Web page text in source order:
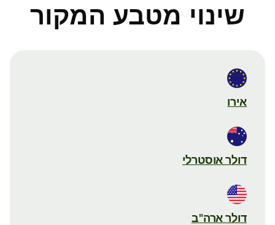
שינוי מטבע המקור
אירו
דולר אוסטרלי
דולר ארה"ב